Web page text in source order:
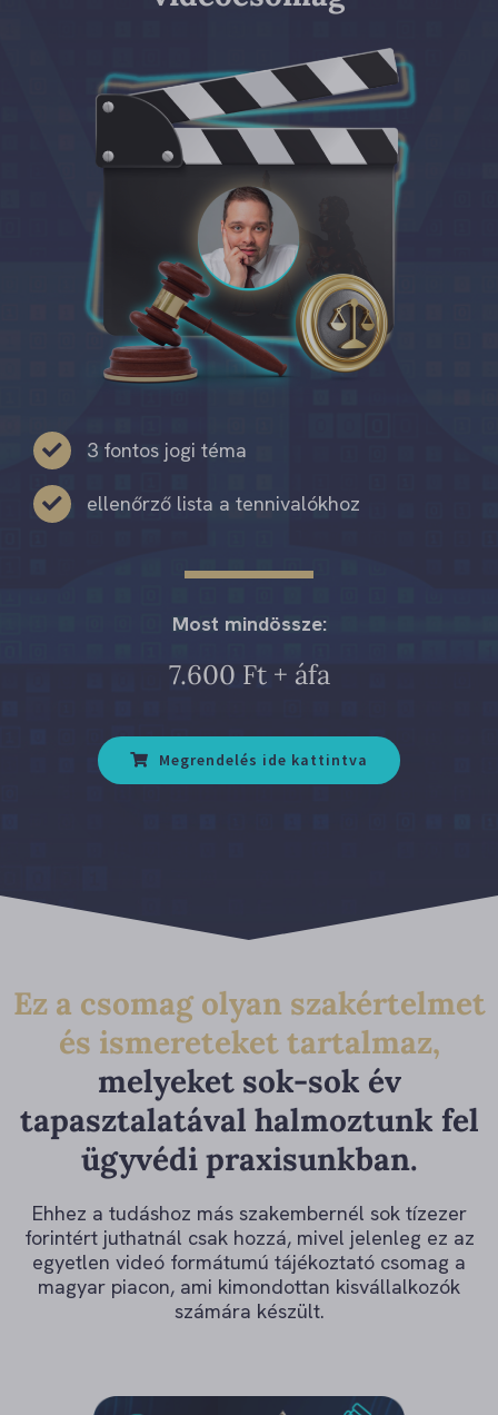
3 fontos jogi téma
ellenőrző lista a tennivalókhoz
Most mindössze:
7.600 Ft + áfa
Megrendelés ide kattintva
Ez a csomag olyan szakértelmet
és ismereteket tartalmaz,
melyeket sok-sok év
tapasztalatával halmoztunk fel
ügyvédi praxisunkban.
Ehhez a tudáshoz más szakembernél sok tízezer
forintért juthatnál csak hozzá, mivel jelenleg ez az
egyetlen videó formátumú tájékoztató csomag a
magyar piacon, ami kimondottan kisvállalkozók
számára készült.